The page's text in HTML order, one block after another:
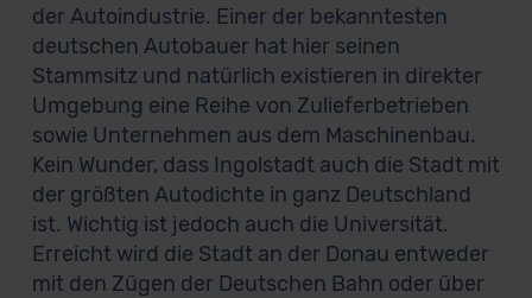
der Autoindustrie. Einer der bekanntesten
deutschen Autobauer hat hier seinen
Stammsitz und natürlich existieren in direkter
Umgebung eine Reihe von Zulieferbetrieben
sowie Unternehmen aus dem Maschinenbau.
Kein Wunder, dass Ingolstadt auch die Stadt mit
der größten Autodichte in ganz Deutschland
ist. Wichtig ist jedoch auch die Universität.
Erreicht wird die Stadt an der Donau entweder
mit den Zügen der Deutschen Bahn oder über